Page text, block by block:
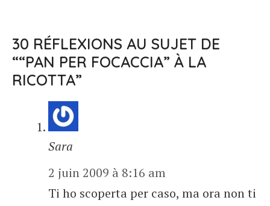
30 RÉFLEXIONS AU SUJET DE
““PAN PER FOCACCIA” À LA
RICOTTA”
Sara
2 juin 2009 à 8:16 am
Ti ho scoperta per caso, ma ora non ti